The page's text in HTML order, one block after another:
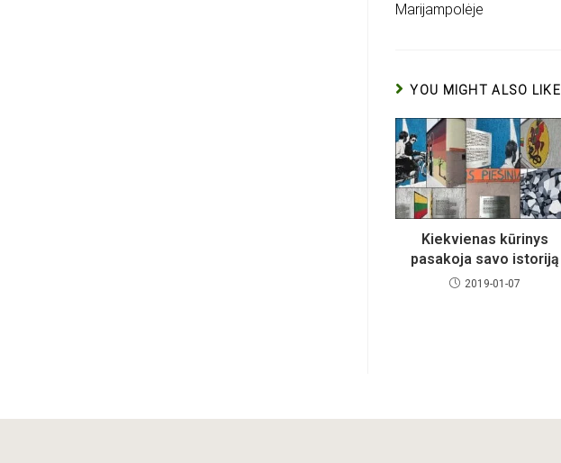
Marijampolėje
YOU MIGHT ALSO LIKE
Kiekvienas kūrinys
pasakoja savo istoriją
2019-01-07